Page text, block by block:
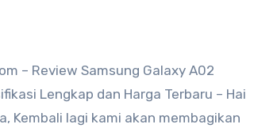
– Review Samsung Galaxy A02
Lengkap dan Harga Terbaru – Hai
Kembali lagi kami akan membagikan